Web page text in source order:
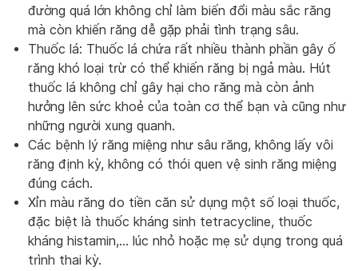
đường quá lớn không chỉ làm biến đổi màu sắc răng
mà còn khiến răng dễ gặp phải tình trạng sâu.
Thuốc lá: Thuốc lá chứa rất nhiều thành phần gây ố
răng khó loại trừ có thể khiến răng bị ngả màu. Hút
thuốc lá không chỉ gây hại cho răng mà còn ảnh
hưởng lên sức khoẻ của toàn cơ thể bạn và cũng như
những người xung quanh.
Các bệnh lý răng miệng như sâu răng, không lấy vôi
răng định kỳ, không có thói quen vệ sinh răng miệng
đúng cách.
Xỉn màu răng do tiền căn sử dụng một số loại thuốc,
đặc biệt là thuốc kháng sinh tetracycline, thuốc
kháng histamin,… lúc nhỏ hoặc mẹ sử dụng trong quá
trình thai kỳ.